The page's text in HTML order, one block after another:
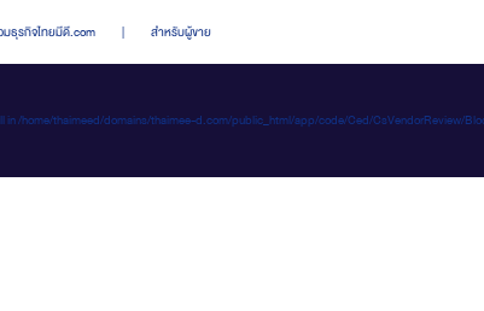
ธุรกิจไทยมีดี.com | สำหรับผู้ขาย
in /home/thaimeed/domains/thaimee-d.com/public_html/app/code/Ced/